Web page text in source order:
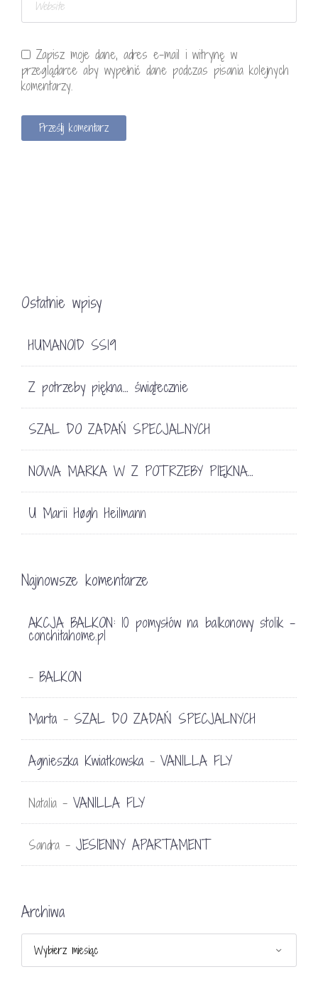
Zapisz moje dane, adres e-mail i witrynę w
przeglądarce aby wypełnić dane podczas pisania kolejnych
komentarzy.
Ostatnie wpisy
HUMANOID SS19
Z potrzeby piękna… świątecznie
SZAL DO ZADAŃ SPECJALNYCH
NOWA MARKA W Z POTRZEBY PIĘKNA…
U Marii Høgh Heilmann
Najnowsze komentarze
AKCJA BALKON: 10 pomysłów na balkonowy stolik -
conchitahome.pl
- BALKON
Marta - SZAL DO ZADAŃ SPECJALNYCH
Agnieszka Kwiatkowska - VANILLA FLY
Natalia - VANILLA FLY
Sandra - JESIENNY APARTAMENT
Archiwa